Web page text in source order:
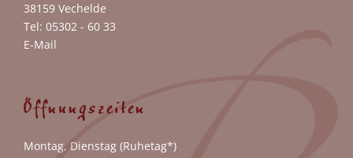
38159 Vechelde
Tel: 05302 - 60 33
E-Mail
Öffnungszeiten
Montag, Dienstag (Ruhetag*)